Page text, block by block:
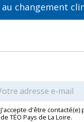
au changement
J'accepte d'être
de TÉO Pays de La Loire.